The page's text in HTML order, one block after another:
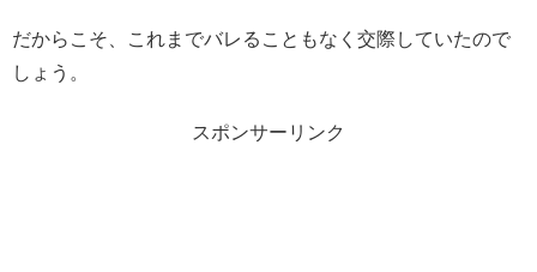
だからこそ、これまでバレることもなく交際していたので
しょう。
スポンサーリンク